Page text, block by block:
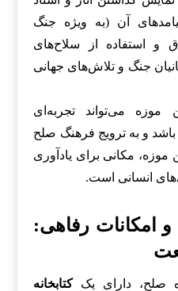
آن (به ویژه جنگ
و استفاده از سلاح‌های
جنگ و تلاش‌های جهانی
موزه می‌تواند تجربه‌ای
باشد و به ترویج فرهنگ صلح
مکانی برای یادآوری
انسانی است.
و امکانات رفاهی:
صلح، دارای یککتابخانه